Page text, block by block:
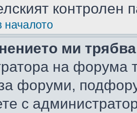
контролен
началото
ми
на форума
форуми,
с